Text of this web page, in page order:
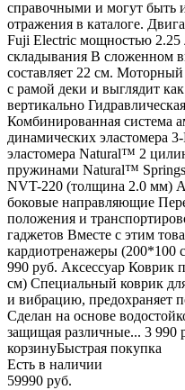
справочными и могут быть
отражения в каталоге.
Fuji Electric мощностью 2.25
складывания В сложенном
составляет 22 см.
с рамой деки и выглядит
вертикально
Комбинированная система
динамических эластомера
эластомера Natural™ 2
пружинами Natural™
NVT-220 (толщина 2.0 мм)
боковые направляющие
положения и
гаджетов Вместе с этим
кардиотренажеры (200*100
990 руб. Аксессуар Коврик
см) Специальный коврик
и вибрацию, предохраняет
Сделан на основе
защищая различные... 3 990
корзинуБыстрая покупка
Есть в наличии
59990 руб.